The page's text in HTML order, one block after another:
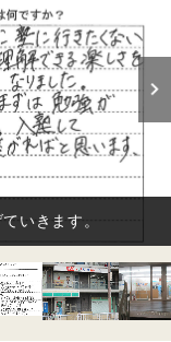
いきます。